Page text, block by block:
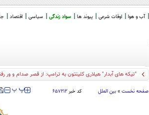
آب و هوا اوقات شرعی پیوند ها سواد زندگی سیاسی اقتصاد
"تیکه های آبدار" هیلاری کلینتون به ترامپ: از قصر صدام و ور
صفحه نخست » بین الملل کد خبر۶۵۷۲۱۲ ‍‍‍ پپ